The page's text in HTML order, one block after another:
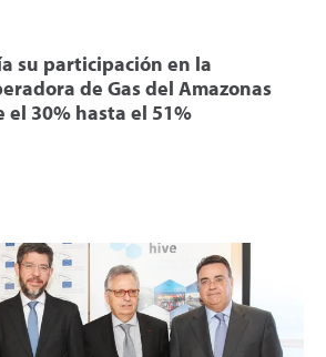
su participación en la
de Gas del Amazonas
el 30% hasta el 51%